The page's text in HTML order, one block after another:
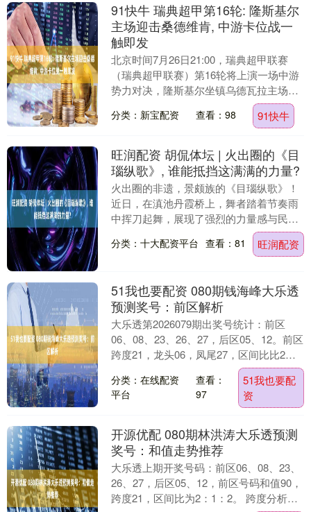
91快牛 瑞典超甲第16轮: 隆斯基尔
主场迎击桑德维肯, 中游卡位战一
触即发
北京时间7月26日21:00，瑞典超甲联赛
（瑞典超甲联赛）第16轮将上演一场中游
势力对决，隆斯基尔坐镇乌德瓦拉主场迎
战桑德维肯。据赛前数据显示，两队目前
同积19....
分类：新宝配资 查看：98 91快牛
旺润配资 胡侃体坛 | 火出圈的《目
瑙纵歌》, 谁能抵挡这满满的力量?
火出圈的非遗，景颇族的《目瑙纵歌》！
近日，在滇池丹霞桥上，舞者踏着节奏雨
中挥刀起舞，展现了强烈的力量感与民族
分类：十大配资平台 查看：81 旺润配资
51我也要配资 080期钱海峰大乐透
预测奖号：前区解析
大乐透第2026079期出奖号统计：前区
06、08、23、26、27，后区05、12。前区
跨度21，龙头06，凤尾27，区间比比2：
1：2。 大乐透前区综合分析....
分类：在线配资
平台
查看：
97
51我也要配
资
开源优配 080期林洪涛大乐透预测
奖号：和值走势推荐
大乐透上期开奖号码：前区06、08、23、
26、27，后区05、12，前区号码和值90，
跨度21，区间比为2：1：2。 跨度分析：